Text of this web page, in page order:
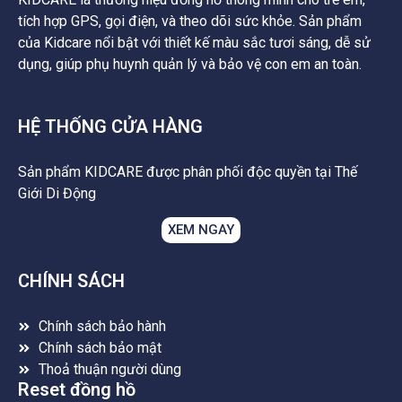
tích hợp GPS, gọi điện, và theo dõi sức khỏe. Sản phẩm
của Kidcare nổi bật với thiết kế màu sắc tươi sáng, dễ sử
dụng, giúp phụ huynh quản lý và bảo vệ con em an toàn.
HỆ THỐNG CỬA HÀNG
Sản phẩm KIDCARE được phân phối độc quyền tại Thế
Giới Di Động
XEM NGAY
CHÍNH SÁCH
Chính sách bảo hành
Chính sách bảo mật
Thoả thuận người dùng
Reset đồng hồ